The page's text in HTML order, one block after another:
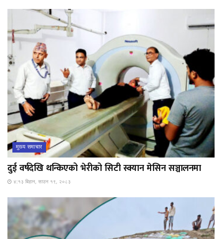
मुख्य समाचार
दुई वर्षदेखि थन्किएको भेरीको सिटी स्क्यान मेसिन सञ्चालनमा
४:१३ बिहान, साउन १९, २०८३